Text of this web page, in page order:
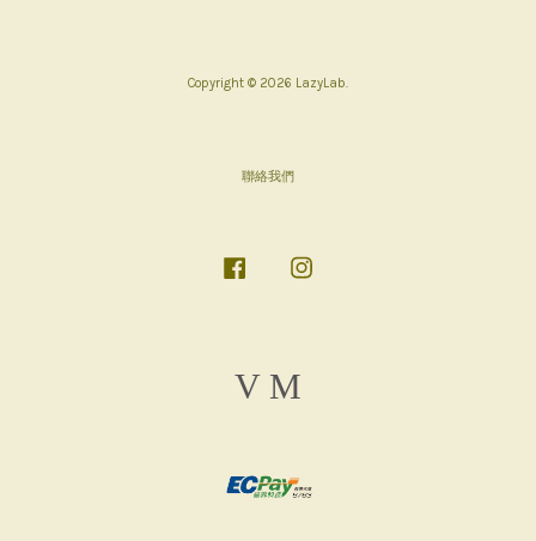
Copyright © 2026 LazyLab.
聯絡我們
Facebook
Visa